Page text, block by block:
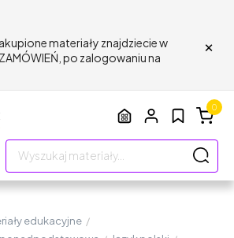
materiały znajdziecie w
po zalogowaniu na
×
0
edukacyjne /